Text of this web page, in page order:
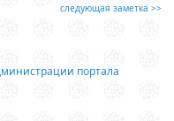
следующая заметка >>
портала